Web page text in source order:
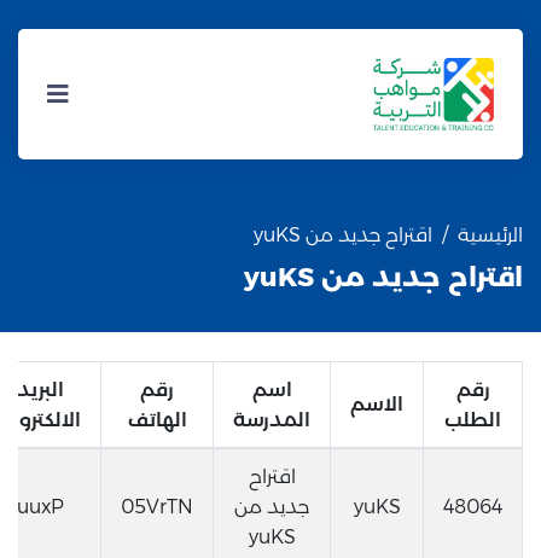
الرئيسية اقتراح جديد من yuKS
اقتراح جديد من yuKS
رقم
الطلب
الاسم
اسم
المدرسة
رقم
الهاتف
البريد
الالكتروني
48064
yuKS
اقتراح
جديد من
yuKS
05VrTN
uuxP